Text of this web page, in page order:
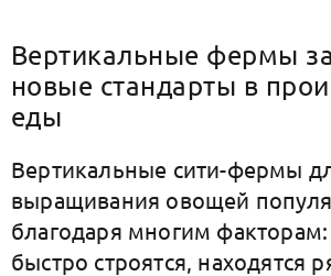
Вертикальные фермы
новые стандарты в
еды
Вертикальные сити-фермы
выращивания овощей
благодаря многим
быстро строятся, находятся